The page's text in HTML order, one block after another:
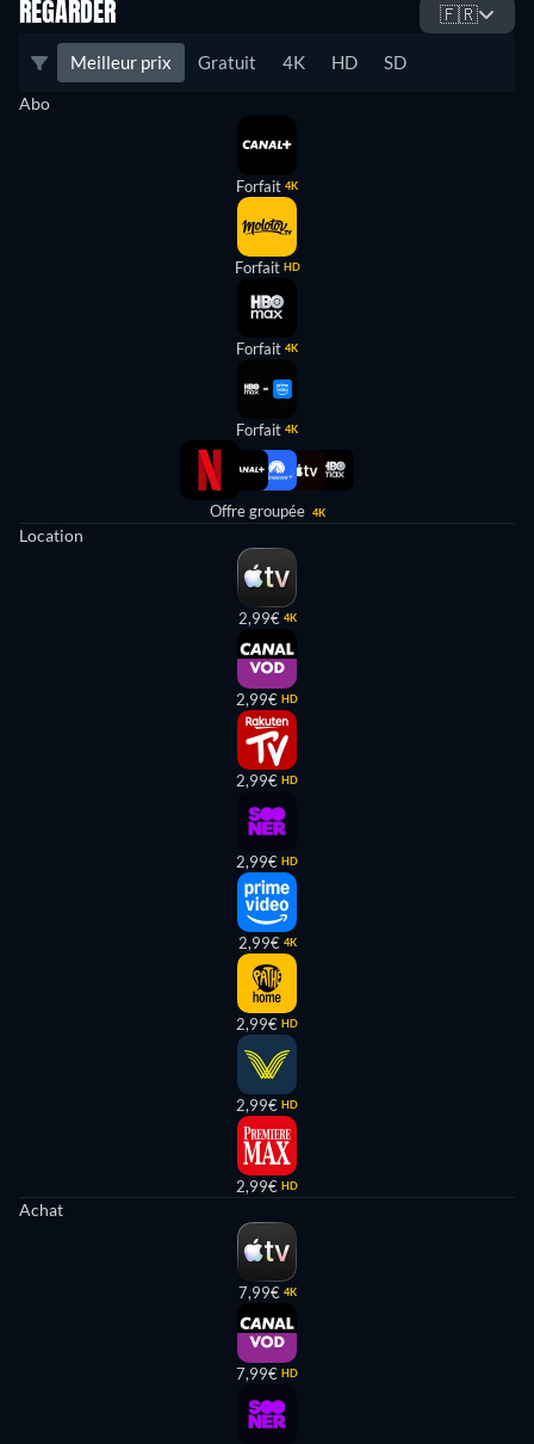
REGARDER 🇫🇷
Meilleur prix Gratuit 4K HD SD
Abo
Forfait 4K
Forfait HD
Forfait 4K
Forfait 4K
Offre groupée 4K
Location
2,99€ 4K
2,99€ HD
2,99€ HD
2,99€ HD
2,99€ 4K
2,99€ HD
2,99€ HD
2,99€ HD
Achat
7,99€ 4K
7,99€ HD